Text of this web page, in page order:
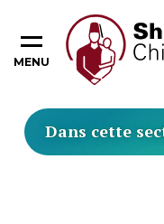
MENU
Dans cette